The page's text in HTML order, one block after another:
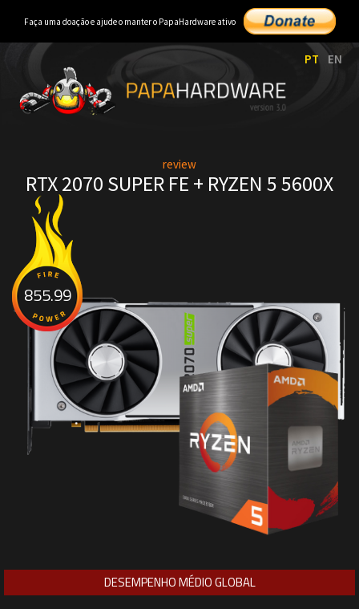
Faça uma doação e ajude o manter o PapaHardware ativo
PT EN
review
RTX 2070 SUPER FE + RYZEN 5 5600X
855.99
DESEMPENHO MÉDIO GLOBAL